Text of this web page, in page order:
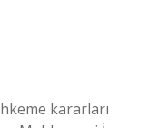
kararları